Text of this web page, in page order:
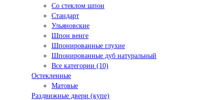
Со стеклом шпон
Стандарт
Ульяновские
Шпон венге
Шпонированные глухие
Шпонированные дуб натуральный
Все категории (10)
Остекленные
Матовые
Раздвижные двери (купе)